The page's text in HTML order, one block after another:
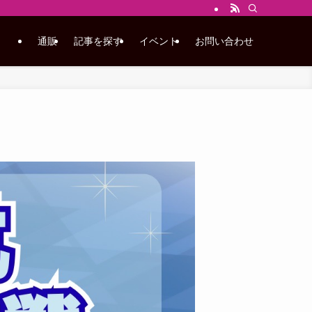
通販 記事を探す イベント お問い合わせ